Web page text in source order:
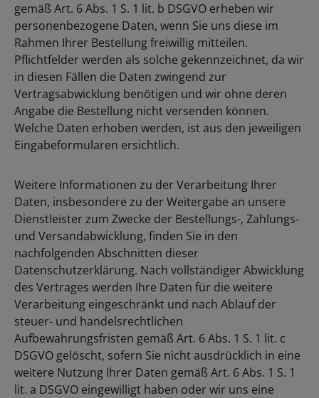
gemäß Art. 6 Abs. 1 S. 1 lit. b DSGVO erheben wir
personenbezogene Daten, wenn Sie uns diese im
Rahmen Ihrer Bestellung freiwillig mitteilen.
Pflichtfelder werden als solche gekennzeichnet, da wir
in diesen Fällen die Daten zwingend zur
Vertragsabwicklung benötigen und wir ohne deren
Angabe die Bestellung nicht versenden können.
Welche Daten erhoben werden, ist aus den jeweiligen
Eingabeformularen ersichtlich.
Weitere Informationen zu der Verarbeitung Ihrer
Daten, insbesondere zu der Weitergabe an unsere
Dienstleister zum Zwecke der Bestellungs-, Zahlungs-
und Versandabwicklung, finden Sie in den
nachfolgenden Abschnitten dieser
Datenschutzerklärung. Nach vollständiger Abwicklung
des Vertrages werden Ihre Daten für die weitere
Verarbeitung eingeschränkt und nach Ablauf der
steuer- und handelsrechtlichen
Aufbewahrungsfristen gemäß Art. 6 Abs. 1 S. 1 lit. c
DSGVO gelöscht, sofern Sie nicht ausdrücklich in eine
weitere Nutzung Ihrer Daten gemäß Art. 6 Abs. 1 S. 1
lit. a DSGVO eingewilligt haben oder wir uns eine